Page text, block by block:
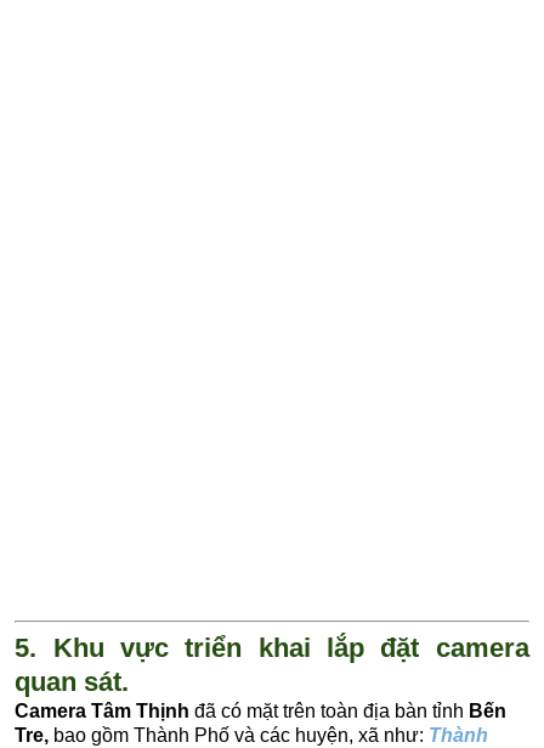
5. Khu vực triển khai lắp đặt camera
quan sát.
Camera Tâm Thịnhđã có mặt trên toàn địa bàn tỉnh Bến
Tre, bao gồm Thành Phố và các huyện, xã như: Thành